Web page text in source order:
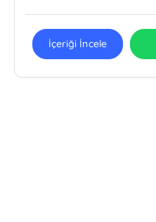
İçeriği İncele